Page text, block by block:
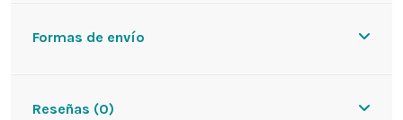
Formas de envío
Reseñas (0)